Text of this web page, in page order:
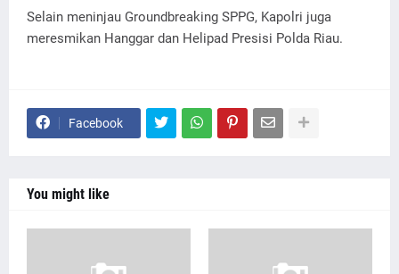
Selain meninjau Groundbreaking SPPG, Kapolri juga
meresmikan Hanggar dan Helipad Presisi Polda Riau.
Facebook
You might like